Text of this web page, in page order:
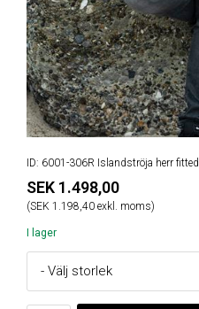
ID: 6001-306R Islandströja herr fitted
SEK 1.498,00
(SEK 1.198,40 exkl. moms)
I lager